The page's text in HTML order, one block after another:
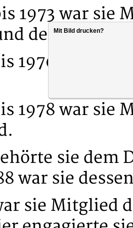
1973 war
der DBB-
1976 war sie
1978 war sie
sie dem
war sie
sie Mitglied
Mit Bild drucken?